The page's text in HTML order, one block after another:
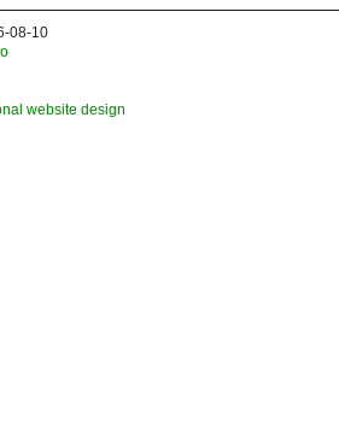
08-10
website design